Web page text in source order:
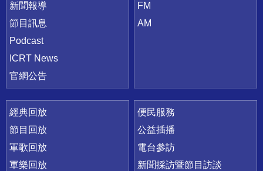
新聞報導
節目訊息
Podcast
ICRT News
官網公告
FM
AM
經典回放
節目回放
軍歌回放
軍樂回放
便民服務
公益插播
電台參訪
新聞採訪暨節目訪談